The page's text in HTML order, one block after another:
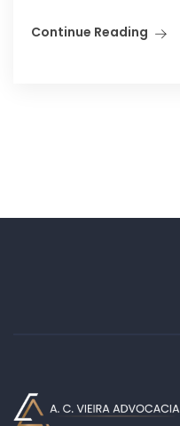
Continue Reading